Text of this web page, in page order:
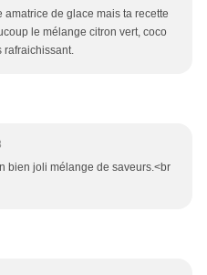
de glace mais ta recette
le mélange citron vert, coco
rafraichissant.
bien joli mélange de saveurs.<br